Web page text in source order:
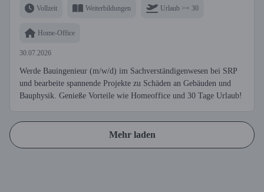
Vollzeit Weiterbildungen Urlaub >= 30
Home-Office
30.07.2026
Werde Bauingenieur (m/w/d) im Sachverständigenwesen bei SRP
und bearbeite spannende Projekte zu Schäden an Gebäuden und
Bauphysik. Genieße Vorteile wie Homeoffice und 30 Tage Urlaub!
Mehr laden